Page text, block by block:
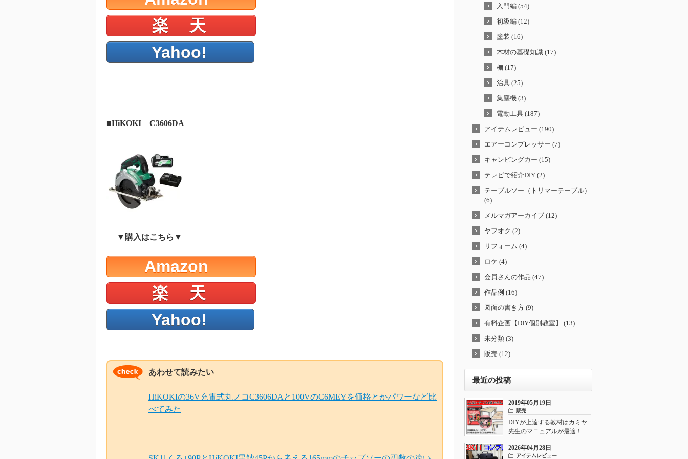
楽 天
Yahoo!
■HiKOKI C3606DA
▼購入はこちら▼
Amazon
楽 天
Yahoo!
あわせて読みたい
HiKOKIの36V充電式丸ノコC3606DAと100VのC6MEYを価格とかパワーなど比
べてみた
入門編 (54)
初級編 (12)
塗装 (16)
木材の基礎知識 (17)
棚 (17)
治具 (25)
集塵機 (3)
電動工具 (187)
アイテムレビュー (190)
エアーコンプレッサー (7)
キャンピングカー (15)
テレビで紹介DIY (2)
テーブルソー（トリマーテーブル）
(6)
メルマガアーカイブ (12)
ヤフオク (2)
リフォーム (4)
ロケ (4)
会員さんの作品 (47)
作品例 (16)
図面の書き方 (9)
有料企画【DIY個別教室】 (13)
未分類 (3)
販売 (12)
最近の投稿
2019年05月19日
販売
DIYが上達する教材はカミヤ
先生のマニュアルが最適！
2026年04月28日
アイテムレビュー